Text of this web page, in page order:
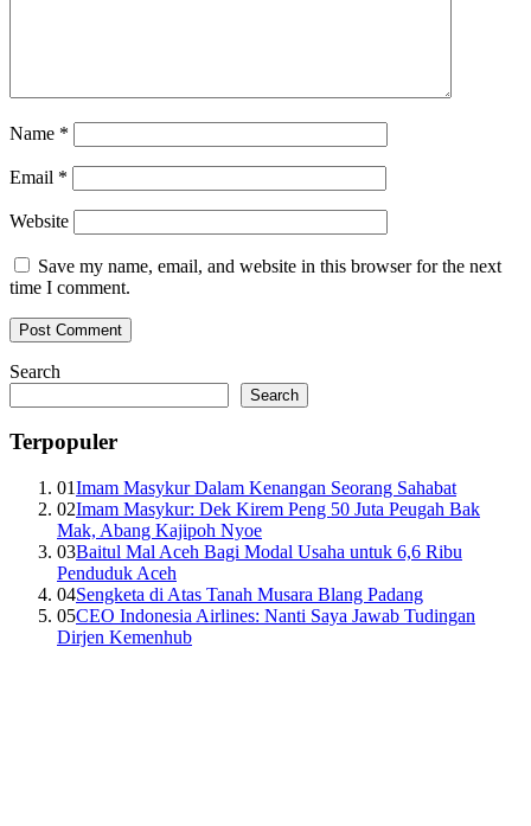
Name *
Email *
Website
Save my name, email, and website in this browser for the next
time I comment.
Search
Search
Terpopuler
01Imam Masykur Dalam Kenangan Seorang Sahabat
02Imam Masykur: Dek Kirem Peng 50 Juta Peugah Bak
Mak, Abang Kajipoh Nyoe
03Baitul Mal Aceh Bagi Modal Usaha untuk 6,6 Ribu
Penduduk Aceh
04Sengketa di Atas Tanah Musara Blang Padang
05CEO Indonesia Airlines: Nanti Saya Jawab Tudingan
Dirjen Kemenhub